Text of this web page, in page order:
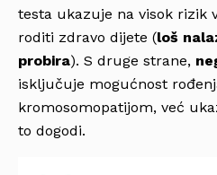
testa ukazuje na visok rizik
roditi zdravo dijete (loš
probira). S druge strane,
isključuje mogućnost
kromosomopatijom, već
to dogodi.